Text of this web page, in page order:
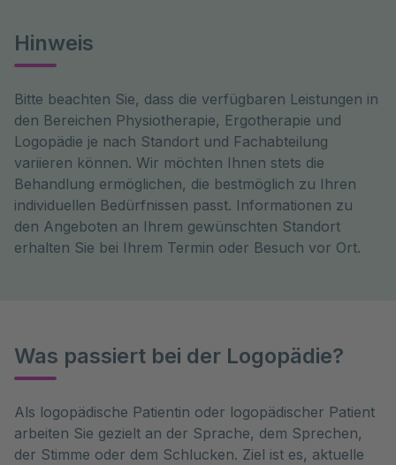
Hinweis
Bitte beachten Sie, dass die verfügbaren Leistungen in
den Bereichen Physiotherapie, Ergotherapie und
Logopädie je nach Standort und Fachabteilung
variieren können. Wir möchten Ihnen stets die
Behandlung ermöglichen, die bestmöglich zu Ihren
individuellen Bedürfnissen passt. Informationen zu
den Angeboten an Ihrem gewünschten Standort
erhalten Sie bei Ihrem Termin oder Besuch vor Ort.
Was passiert bei der Logopädie?
Als logopädische Patientin oder logopädischer Patient
arbeiten Sie gezielt an der Sprache, dem Sprechen,
der Stimme oder dem Schlucken. Ziel ist es, aktuelle